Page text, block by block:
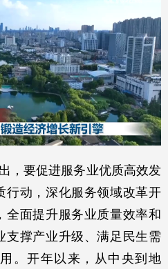
，要促进服务业优质高效发
行动，深化服务领域改革开
全面提升服务业质量效率和
支撑产业升级、满足民生需
。开年以来，从中央到地